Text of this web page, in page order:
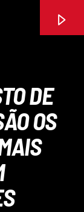
DE
OS